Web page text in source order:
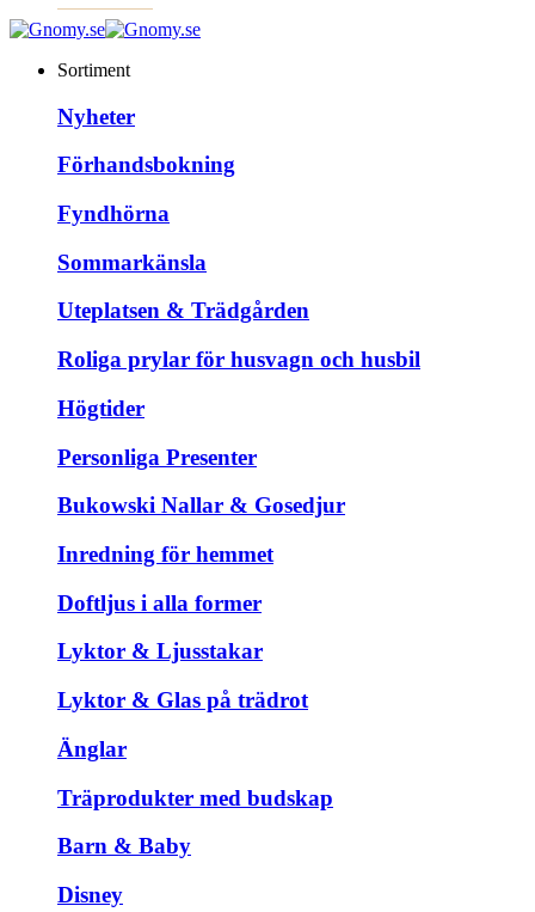
Sortiment
Nyheter
Förhandsbokning
Fyndhörna
Sommarkänsla
Uteplatsen & Trädgården
Roliga prylar för husvagn och husbil
Högtider
Personliga Presenter
Bukowski Nallar & Gosedjur
Inredning för hemmet
Doftljus i alla former
Lyktor & Ljusstakar
Lyktor & Glas på trädrot
Änglar
Träprodukter med budskap
Barn & Baby
Disney